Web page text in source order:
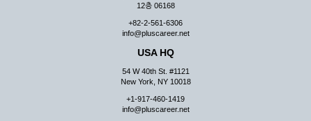
12층 06168
+82-2-561-6306
info@pluscareer.net
USA HQ
54 W 40th St. #1121
New York, NY 10018
+1-917-460-1419
info@pluscareer.net